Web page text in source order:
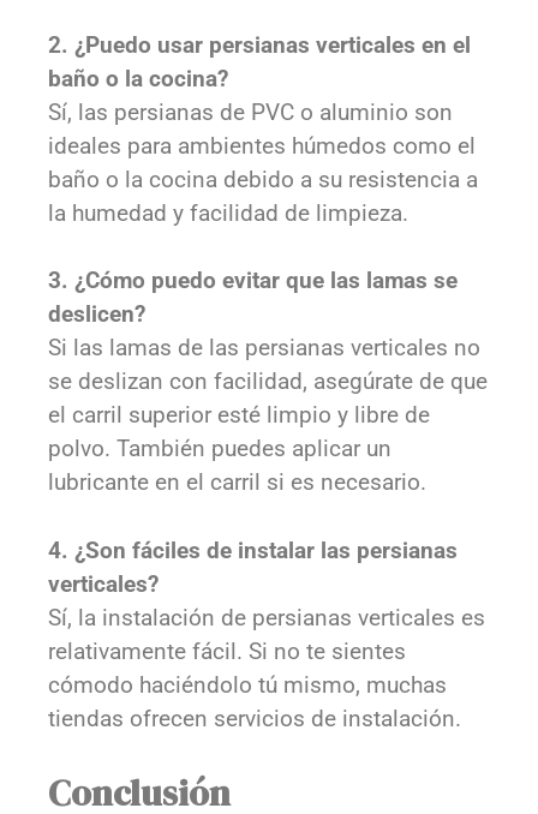
2. ¿Puedo usar persianas verticales en el
baño o la cocina?
Sí, las persianas de PVC o aluminio son
ideales para ambientes húmedos como el
baño o la cocina debido a su resistencia a
la humedad y facilidad de limpieza.
3. ¿Cómo puedo evitar que las lamas se
deslicen?
Si las lamas de las persianas verticales no
se deslizan con facilidad, asegúrate de que
el carril superior esté limpio y libre de
polvo. También puedes aplicar un
lubricante en el carril si es necesario.
4. ¿Son fáciles de instalar las persianas
verticales?
Sí, la instalación de persianas verticales es
relativamente fácil. Si no te sientes
cómodo haciéndolo tú mismo, muchas
tiendas ofrecen servicios de instalación.
Conclusión